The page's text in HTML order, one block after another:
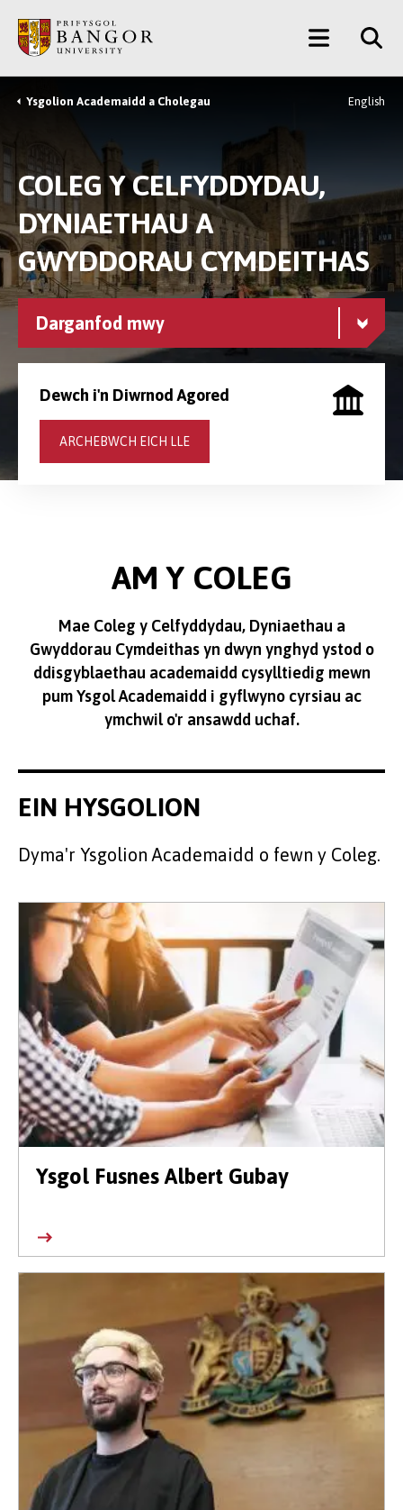
Prif
Gynnwys
Main
Menu
Breadcrumb
Ysgolion Academaidd a Cholegau English
COLEG Y CELFYDDYDAU,
DYNIAETHAU A
GWYDDORAU CYMDEITHAS
Darganfod mwy
Dewch i'n Diwrnod Agored
ARCHEBWCH EICH LLE
AM Y COLEG
Mae Coleg y Celfyddydau, Dyniaethau a
Gwyddorau Cymdeithas yn dwyn ynghyd ystod o
ddisgyblaethau academaidd cysylltiedig mewn
pum Ysgol Academaidd i gyflwyno cyrsiau ac
ymchwil o'r ansawdd uchaf.
EIN HYSGOLION
Dyma'r Ysgolion Academaidd o fewn y Coleg.
Ysgol Fusnes Albert Gubay